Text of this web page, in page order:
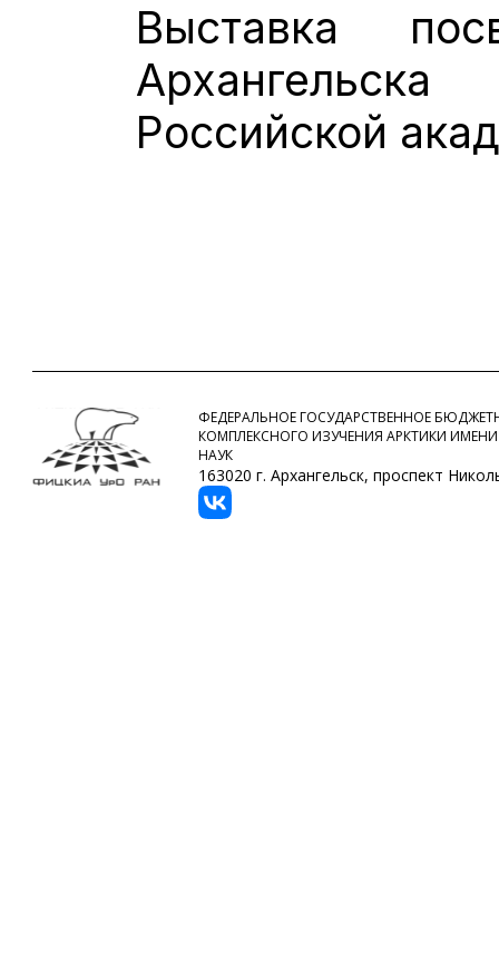
Выставка
Российской
ФЕДЕРАЛЬНОЕ ГОСУДАРСТВЕННОЕ
КОМПЛЕКСНОГО ИЗУЧЕНИЯ АРКТИКИ
НАУК
163020 г. Архангельск, проспект